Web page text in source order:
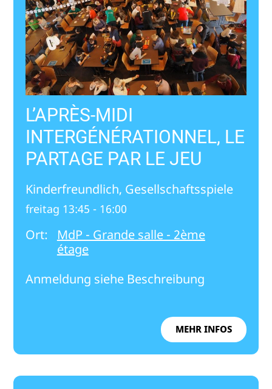
L’APRÈS-MIDI
INTERGÉNÉRATIONNEL, LE
PARTAGE PAR LE JEU
Kinderfreundlich, Gesellschaftsspiele
freitag 13:45 - 16:00
Ort:
MdP - Grande salle - 2ème
étage
Anmeldung siehe Beschreibung
MEHR INFOS